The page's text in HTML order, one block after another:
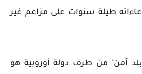
طيلة سنوات على مزاعم غير
آمن" من طرف دولة أوروبية هو